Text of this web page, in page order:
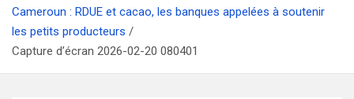
Cameroun : RDUE et cacao, les banques appelées à soutenir
les petits producteurs
Capture d’écran 2026-02-20 080401